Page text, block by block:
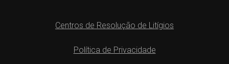
Centros de Resolução de Litígios
Política de Privacidade